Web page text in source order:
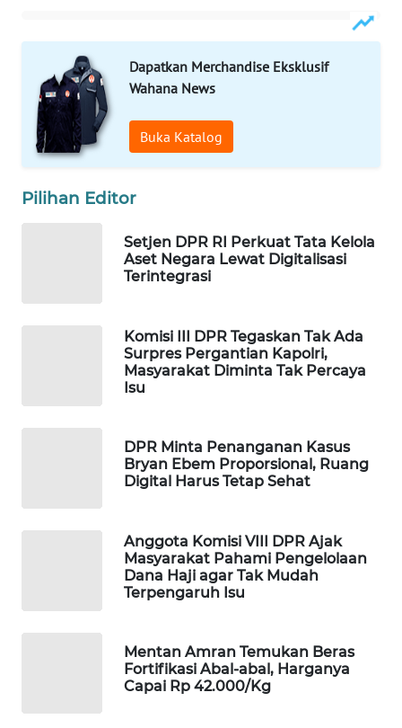
Dapatkan Merchandise Eksklusif
Wahana News
Buka Katalog
Pilihan Editor
Setjen DPR RI Perkuat Tata Kelola
Aset Negara Lewat Digitalisasi
Terintegrasi
Komisi III DPR Tegaskan Tak Ada
Surpres Pergantian Kapolri,
Masyarakat Diminta Tak Percaya
Isu
DPR Minta Penanganan Kasus
Bryan Ebem Proporsional, Ruang
Digital Harus Tetap Sehat
Anggota Komisi VIII DPR Ajak
Masyarakat Pahami Pengelolaan
Dana Haji agar Tak Mudah
Terpengaruh Isu
Mentan Amran Temukan Beras
Fortifikasi Abal-abal, Harganya
Capai Rp 42.000/Kg
WAHANANEWS
NET
WAHANA
SPORT
WAHANA
UMKM
WAHANA
OTOMOTIF
LAPAK